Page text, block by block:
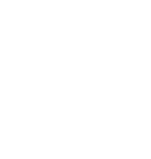
регби-7